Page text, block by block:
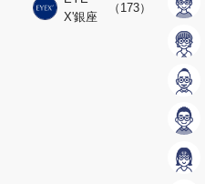
X'銀座
（173）